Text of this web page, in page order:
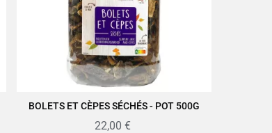
AJOUTER AU PANIER
BOLETS ET CÈPES SÉCHÉS - POT 500G
22,00 €